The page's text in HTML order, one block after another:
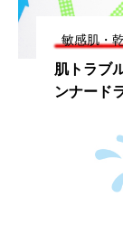
敏感肌・
肌トラブ
ンナード